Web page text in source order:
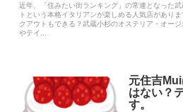
近年、「住みたい街ランキング」の常連となった
トという本格イタリアンが楽しめる人気店があり
クアウトもできる？武蔵小杉のオステリア・オー
やテイ...
元住吉
はない？
す。